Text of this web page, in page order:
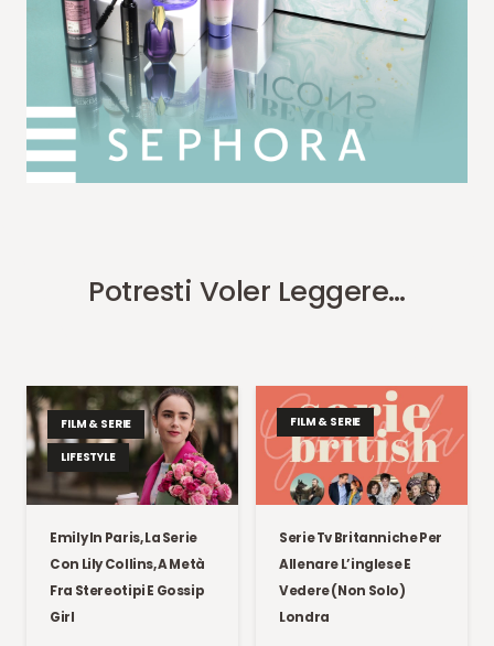
Potresti Voler Leggere…
FILM & SERIE
LIFESTYLE
Emily In Paris, La Serie
Con Lily Collins, A Metà
Fra Stereotipi E Gossip
Girl
FILM & SERIE
Serie Tv Britanniche Per
Allenare L’inglese E
Vedere (non Solo)
Londra